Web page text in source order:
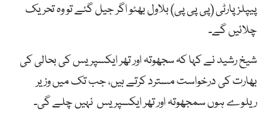
پیپلز پارٹی (پی پی پی)بلاولبھٹو اگرجیلگئےتووہتحریک
چلائیںگے۔
شیخ رشید نے کہا کہ سجھوتہ اور تھر ایکسپریس کی بحالی کی
بھارت کی درخواست مسترد کرتے ہیں، جب تک میں وزیر
ریلوے ہوں سمجھوتہ اور تھر ایکسپریس نہیں چلے گی۔